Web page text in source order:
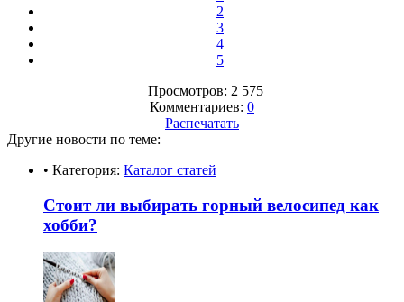
2
3
4
5
Просмотров: 2 575
Комментариев: 0
Распечатать
Другие новости по теме:
• Категория: Каталог статей
Стоит ли выбирать горный велосипед как
хобби?